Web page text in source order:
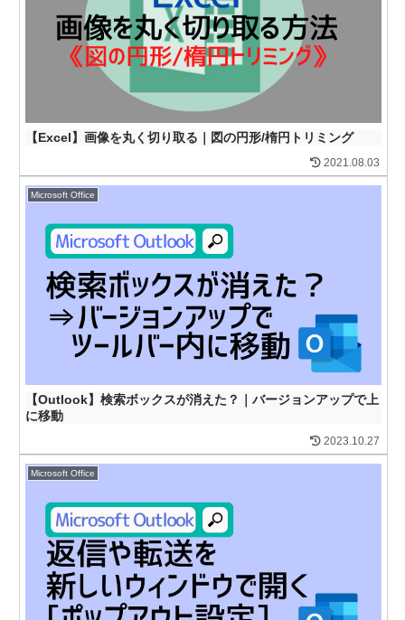
【Excel】画像を丸く切り取る｜図の円形/楕円トリミング
2021.08.03
Microsoft Office
【Outlook】検索ボックスが消えた？｜バージョンアップで上
に移動
2023.10.27
Microsoft Office